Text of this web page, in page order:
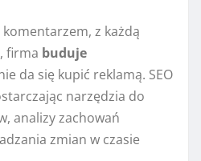
z każdą
firma buduje
da się kupić reklamą. SEO
narzędzia do
analizy zachowań
zmian w czasie